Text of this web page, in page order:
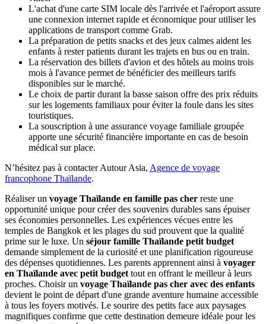
séjour
famille
Thaïlande
petit
budget
10. Jour 10 : Souvenirs inoubliables et vol de retour
Le dernier petit déjeuner à l'hôtel marque la fin de cette découverte
complète du pays du sourire. Les familles disposent de quelques
heures pour les derniers achats avant le transfert vers l'aéroport. Ce
voyage prouve qu'un itinéraire varié reste accessible pour ceux qui
veulentvoyager en Thaïlande avec petit budgettout au long de
l'année.
Hébergement recommandé :
- Jour 4-6 : Green Tiger House
- Jour 7-10 : Baan Yaimai Boutique Samui
Le tarif de base pour ce parcours commence environ à 850€ par
personne pour une formule très économique. Ce montant varie
naturellement selon le niveau de confort choisi et les services
optionnels ajoutés durant votrevoyage Thaïlande en famille pas
cher.
Chaque foyer peut adapter les prestations pour garantir unséjour
famille Thaïlande petit budgetselon ses propres besoins. Il reste
facile devoyager en Thaïlande avec petit budgeten privilégiant
les hébergements simples. Le prix final dépendra de vos choix pour
cevoyage Thaïlande pas cher avec des enfants.